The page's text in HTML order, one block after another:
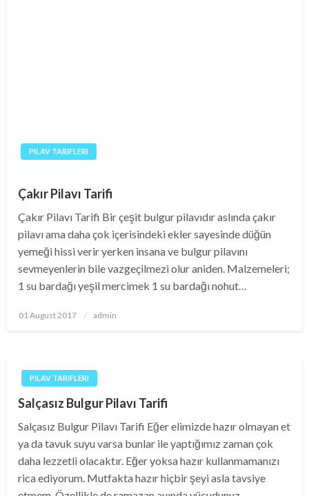
PILAV TARIFLERI
Çakır Pilavı Tarifi
Çakır Pilavı Tarifi Bir çeşit bulgur pilavıdır aslında çakır
pilavı ama daha çok içerisindeki ekler sayesinde düğün
yemeği hissi verir yerken insana ve bulgur pilavını
sevmeyenlerin bile vazgeçilmezi olur aniden. Malzemeleri;
1 su bardağı yeşil mercimek 1 su bardağı nohut…
Posted
01 August 2017 admin
PILAV TARIFLERI
Salçasız Bulgur Pilavı Tarifi
Salçasız Bulgur Pilavı Tarifi Eğer elimizde hazır olmayan et
ya da tavuk suyu varsa bunlar ile yaptığımız zaman çok
daha lezzetli olacaktır. Eğer yoksa hazır kullanmamanızı
rica ediyorum. Mutfakta hazır hiçbir şeyi asla tavsiye